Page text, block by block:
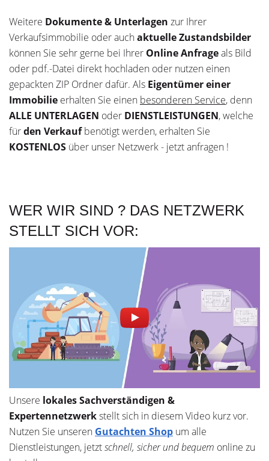
Weitere Dokumente & Unterlagen zur Ihrer
Verkaufsimmobilie oder auchaktuelle Zustandsbilder
können Sie sehr gerne bei Ihrer Online Anfrageals Bild
oder pdf.-Datei direkt hochladen oder nutzen einen
gepackten ZIP Ordner dafür. Als Eigentümer einer
Immobilie erhalten Sie einen besonderen Service, denn
ALLE UNTERLAGEN oder DIENSTLEISTUNGEN, welche
fürden Verkaufbenötigt werden, erhalten Sie
KOSTENLOS über unser Netzwerk - jetzt anfragen !
WER WIR SIND ? DAS NETZWERK
STELLT SICH VOR:
Unsere lokales Sachverständigen &
Expertennetzwerkstellt sich in diesem Video kurz vor.
Nutzen Sie unseren Gutachten Shop um alle
Dienstleistungen, jetztschnell, sicher und bequem online zu